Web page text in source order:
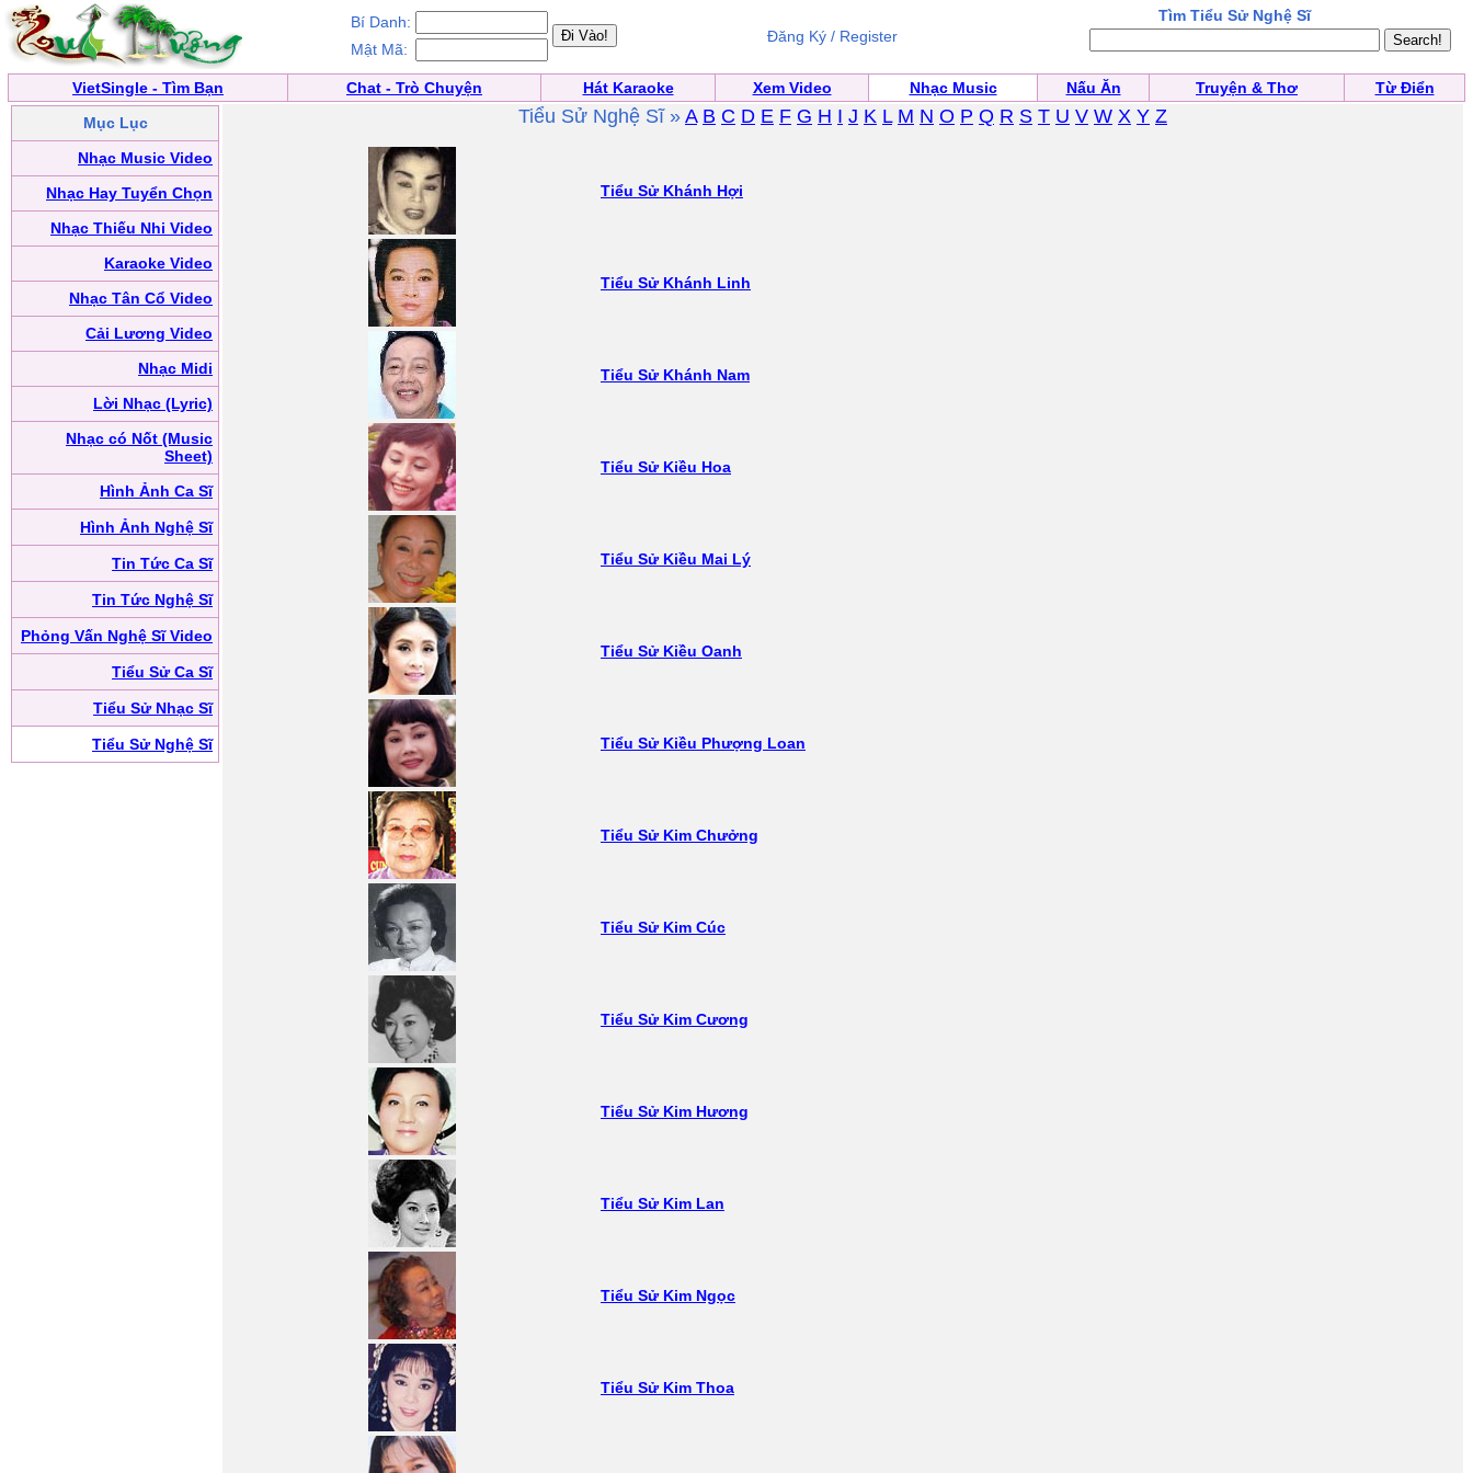
Bí Danh:
Mật Mã:
Đăng Ký / Register
Tìm Tiểu Sử Nghệ Sĩ
VietSingle - Tìm Bạn Chat - Trò Chuyện Hát Karaoke Xem Video Nhạc Music Nấu Ăn Truyện & Thơ
Từ Điển
Mục Lục
Nhạc Music Video
Nhạc Hay Tuyển Chọn
Nhạc Thiếu Nhi Video
Karaoke Video
Nhạc Tân Cổ Video
Cải Lương Video
Nhạc Midi
Lời Nhạc (Lyric)
Nhạc có Nốt (Music
Sheet)
Hình Ảnh Ca Sĩ
Hình Ảnh Nghệ Sĩ
Tin Tức Ca Sĩ
Tin Tức Nghệ Sĩ
Phỏng Vấn Nghệ Sĩ Video
Tiểu Sử Ca Sĩ
Tiểu Sử Nhạc Sĩ
Tiểu Sử Nghệ Sĩ
Tiểu Sử Nghệ Sĩ » A B C D E F G H I J K L M N O P Q R S T U V W X Y Z
Tiểu Sử Khánh Hợi
Tiểu Sử Khánh Linh
Tiểu Sử Khánh Nam
Tiểu Sử Kiều Hoa
Tiểu Sử Kiều Mai Lý
Tiểu Sử Kiều Oanh
Tiểu Sử Kiều Phượng Loan
Tiểu Sử Kim Chưởng
Tiểu Sử Kim Cúc
Tiểu Sử Kim Cương
Tiểu Sử Kim Hương
Tiểu Sử Kim Lan
Tiểu Sử Kim Ngọc
Tiểu Sử Kim Thoa